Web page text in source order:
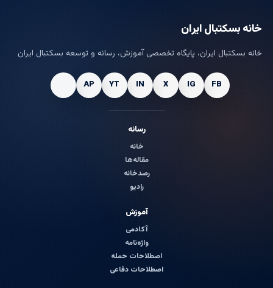
خانه بسکتبال ایران
خانه بسکتبال ایران، پایگاه تخصصی آموزش، رسانه و توسعه بسکتبال ایران
رسانه
خانه
مقاله‌ها
رصدخانه
رادیو
آموزش
آکادمی
واژه‌نامه
اصطلاحات حمله
اصطلاحات دفاعی